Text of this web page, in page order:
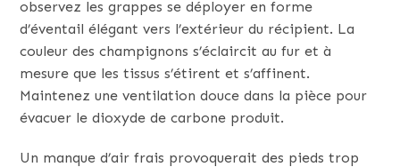
observez les grappes se déployer en forme
d’éventail élégant vers l’extérieur du récipient. La
couleur des champignons s’éclaircit au fur et à
mesure que les tissus s’étirent et s’affinent.
Maintenez une ventilation douce dans la pièce pour
évacuer le dioxyde de carbone produit.
Un manque d’air frais provoquerait des pieds trop